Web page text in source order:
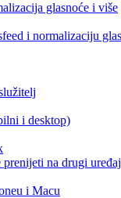
glasnoće i više
i normalizaciju
i desktop)
na drugi uređaj
i Macu